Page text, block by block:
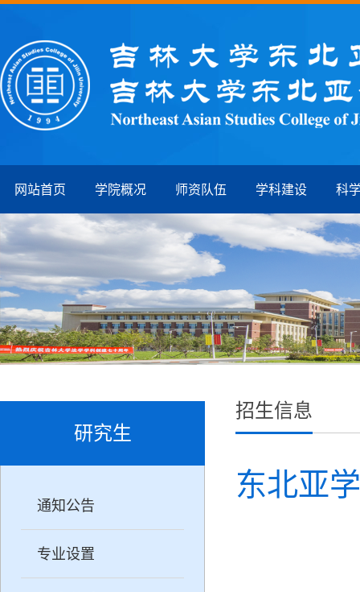
网站首页 学院概况 师资队伍 学科建设 科
研究生
通知公告
专业设置
招生信息
东北亚